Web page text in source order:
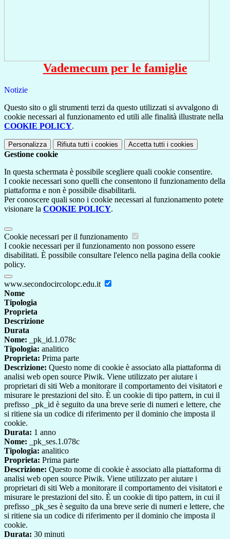
Vademecum per le famiglie
Notizie
Questo sito o gli strumenti terzi da questo utilizzati si avvalgono di
cookie necessari al funzionamento ed utili alle finalità illustrate nella
COOKIE POLICY.
Personalizza Rifiuta tutti i cookies Accetta tutti i cookies
Gestione cookie
In questa schermata è possibile scegliere quali cookie consentire.
I cookie necessari sono quelli che consentono il funzionamento della
piattaforma e non è possibile disabilitarli.
Per conoscere quali sono i cookie necessari al funzionamento potete
visionare la COOKIE POLICY.
Cookie necessari per il funzionamento
I cookie necessari per il funzionamento non possono essere
disabilitati. È possibile consultare l'elenco nella pagina della cookie
policy.
www.secondocircolopc.edu.it
Nome
Tipologia
Proprieta
Descrizione
Durata
Nome: _pk_id.1.078c
Tipologia: analitico
Proprieta: Prima parte
Descrizione: Questo nome di cookie è associato alla piattaforma di
analisi web open source Piwik. Viene utilizzato per aiutare i
proprietari di siti Web a monitorare il comportamento dei visitatori e
misurare le prestazioni del sito. È un cookie di tipo pattern, in cui il
prefisso _pk_id è seguito da una breve serie di numeri e lettere, che
si ritiene sia un codice di riferimento per il dominio che imposta il
cookie.
Durata: 1 anno
Nome: _pk_ses.1.078c
Tipologia: analitico
Proprieta: Prima parte
Descrizione: Questo nome di cookie è associato alla piattaforma di
analisi web open source Piwik. Viene utilizzato per aiutare i
proprietari di siti Web a monitorare il comportamento dei visitatori e
misurare le prestazioni del sito. È un cookie di tipo pattern, in cui il
prefisso _pk_ses è seguito da una breve serie di numeri e lettere, che
si ritiene sia un codice di riferimento per il dominio che imposta il
cookie.
Durata: 30 minuti